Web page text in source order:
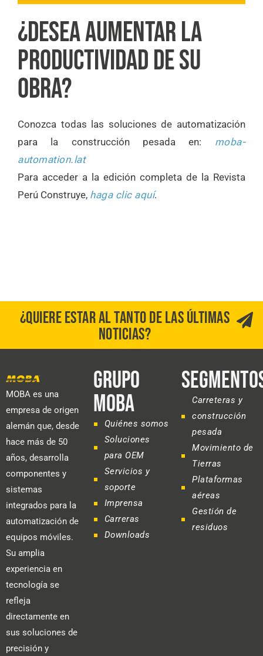
¿DESEA AUMENTAR LA
PRODUCTIVIDAD DE SU
OBRA?
Conozca todas las soluciones de automatización
para la construcción pesada en: moba-
automation.lat
Para acceder a la edición completa de la Revista
Perú Construye, haga clic aquí.
¿QUIERE ESTAR AL TANTO DE LAS ÚLTIMAS
NOTICIAS?
MOBA es una
empresa de origen
alemán que, desde
hace más de 50
años, desarrolla
componentes y
sistemas
integrados para la
automatización de
equipos móviles.
Su amplia
experiencia en
tecnología se
refleja
directamente en
sus soluciones de
precisión y
GRUPO
MOBA
Quiénes somos
Soluciones
para OEM
Servicios y
soporte
Imprensa
Carreras
Downloads
Carreteras y
construcción
pesada
Movimiento de
Tierras
Plataformas
aéreas
Gestión de
residuos